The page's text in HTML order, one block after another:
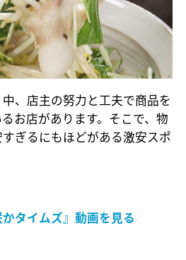
、店主の努力と工夫で商品を
お店があります。そこで、物
ぎるにもほどがある激安スポ
イムズ』動画を見る